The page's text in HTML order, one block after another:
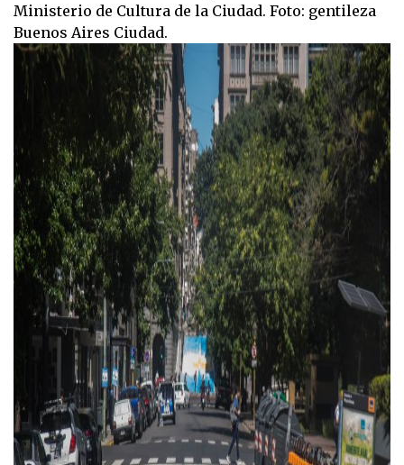
Ministerio de Cultura de la Ciudad. Foto: gentileza
Buenos Aires Ciudad.